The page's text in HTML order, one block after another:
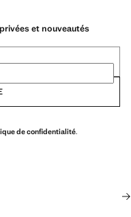
et nouveautés
de confidentialité.